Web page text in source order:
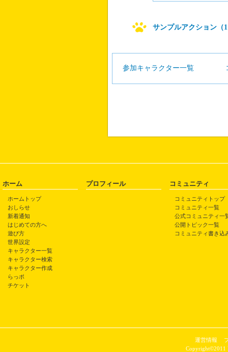
サンプルアクション（
参加キャラクター一覧
ホーム
ホームトップ
おしらせ
新着通知
はじめての方へ
遊び方
世界設定
キャラクター一覧
キャラクター検索
キャラクター作成
らっポ
チケット
プロフィール コミュニティ
コミュニティトップ
コミュニティ一覧
公式コミュニティ一
公開トピック一覧
コミュニティ書き込
運営情報
Copyright©2011